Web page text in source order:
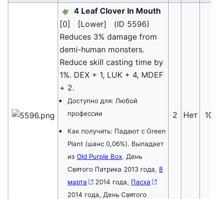
4 Leaf Clover In Mouth
[0] [Lower] (ID 5596)
Reduces 3% damage from
demi-human monsters.
Reduce skill casting time by
1%. DEX + 1, LUK + 4, MDEF
+ 2.
Доступно для: Любой
профессии
Как получить: Падают с Green
Plant (шанс 0,06%). Выпадает
изOld Purple Box. День
Святого Патрика 2013 года,8
марта
2014 года, Пасха
2014 года, День Святого
2 Нет 10